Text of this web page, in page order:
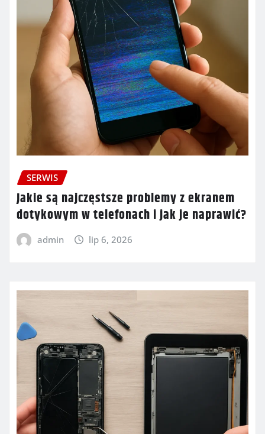
SERWIS
Jakie są najczęstsze problemy z ekranem
dotykowym w telefonach i jak je naprawić?
admin lip 6, 2026